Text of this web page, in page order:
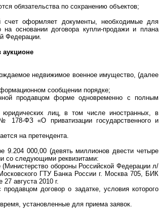
обязательства по сохранению объектов;
оформляет документы, необходимые для
основании договора купли-продажи и плана
Федерации.
аукционе
недвижимое военное имущество, (далее
сообщении порядке;
продавцом форме одновременно с полным
лиц, в том числе иностранных, в
ФЗ «О приватизации государственного и
на претендента.
000,00 (девять миллионов двести четыре
со следующими реквизитами:
обороны Российской Федерации л/
ГТУ Банка России г. Москва 705, БИК
августа 2010 г.
договор о задатке, условия которого
установленные для приема заявок.